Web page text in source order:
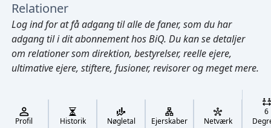
Cmd/Ctrl + K
Relationer
Log indfor at få adgang til alle de faner, som du har
adgang til i dit abonnement hos BiQ. Du kan se detaljer
om relationer som direktion, bestyrelser, reelle ejere,
ultimative ejere, stiftere, fusioner, revisorer og meget mere.
Profil Historik Nøgletal Ejerskaber Netværk
6